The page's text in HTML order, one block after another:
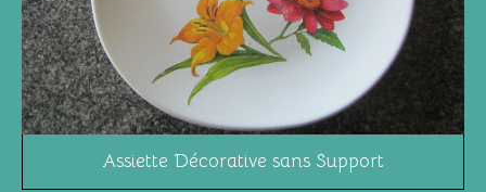
Assiette Décorative sans Support